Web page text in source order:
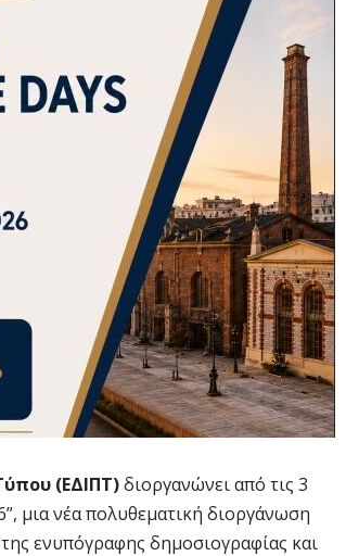
(ΕΔΙΠΤ)διοργανώνει από τις 3
μια νέα πολυθεματική διοργάνωση
ενυπόγραφης δημοσιογραφίας και